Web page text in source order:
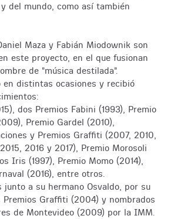
del mundo, como así también
Maza y Fabián Miodownik son
este proyecto, en el que fusionan
de "música destilada".
en distintas ocasiones y recibió
dos Premios Fabini (1993), Premio
Premio Gardel (2010),
y Premios Graffiti (2007, 2010,
2016 y 2017), Premio Morosoli
Iris (1997), Premio Momo (2014),
(2016), entre otros.
junto a su hermano Osvaldo, por su
Graffiti (2004) y nombrados
de Montevideo (2009) por la IMM.